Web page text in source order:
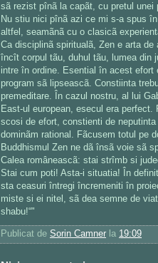
sã rezist pînã la capãt, cu pretul unei
Nu stiu nici pînã azi ce mi s-a spus
altfel, seamãnã cu o clasicã
Ca disciplinã spiritualã, Zen e arta
încît corpul tãu, duhul tãu, lumea din
intre în ordine. Esential în acest
program sã lipseascã. Constiinta
premeditare. În cazul nostru, al lui
East-ul european, esecul era
scosi de efort, constienti de
dominãm rational. Fãcusem totul pe
Buddhismul Zen ne dã însã voie sã
Calea româneascã: stai strîmb si
Stai cum poti! Asta-i situatia! În
sta ceasuri întregi încremeniti în
miste si ei nitel, sã dea semne de
shabu!“"
Publicat de Sorin Camner la 19:09